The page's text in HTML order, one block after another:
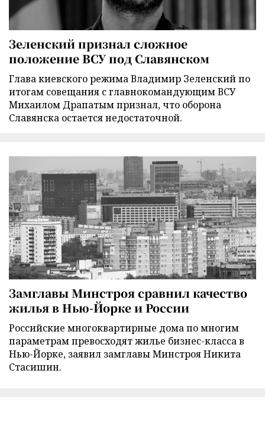
Зеленский признал сложное
положение ВСУ под Славянском
Глава киевского режима Владимир Зеленский по
итогам совещания с главнокомандующим ВСУ
Михаилом Драпатым признал, что оборона
Славянска остается недостаточной.
Замглавы Минстроя сравнил качество
жилья в Нью-Йорке и России
Российские многоквартирные дома по многим
параметрам превосходят жилье бизнес-класса в
Нью-Йорке, заявил замглавы Минстроя Никита
Стасишин.